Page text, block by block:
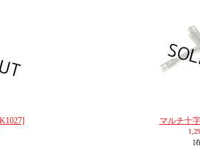
マルチ十
[